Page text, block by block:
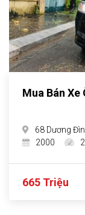
Mua Bán Xe
68 Dương
2000
665 Triệu